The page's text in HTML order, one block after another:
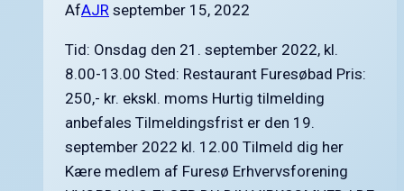
AfAJR september 15, 2022
Tid: Onsdag den 21. september 2022, kl.
8.00-13.00 Sted: Restaurant Furesøbad Pris:
250,- kr. ekskl. moms Hurtig tilmelding
anbefales Tilmeldingsfrist er den 19.
september 2022 kl. 12.00 Tilmeld dig her
Kære medlem af Furesø Erhvervsforening